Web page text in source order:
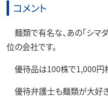
コメント
麺類で有名な、あの「シマ
位の会社です。
優待品は100株で1,000円
優待弁護士も麺類が大好